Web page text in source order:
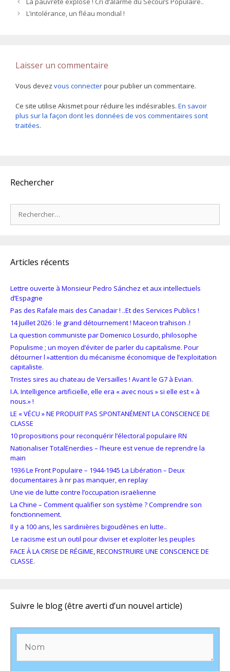
L’intolérance, un fléau mondial !
Laisser un commentaire
Vous devez vous connecterpour publier un commentaire.
Ce site utilise Akismet pour réduire les indésirables. En savoir
plus sur la façon dont les données de vos commentaires sont
traitées.
Rechercher
Articles récents
Lettre ouverte à Monsieur Pedro Sánchez et aux intellectuels
d’Espagne
Pas des Rafale mais des Canadair ! ..Et des Services Publics !
14 Juillet 2026 : le grand détournement ! Maceon trahison .!
La question communiste par Domenico Losurdo, philosophe
Populisme ; un moyen d’éviter de parler du capitalisme. Pour
détourner l »attention du mécanisme économique de l’exploitation
capitaliste.
Tristes sires au chateau de Versailles ! Avant le G7 à Evian.
I.A. Intelligence artificielle, elle era « avec nous » si elle est « à
nous.» !
LE « VÉCU » NE PRODUIT PAS SPONTANÉMENT LA CONSCIENCE DE
CLASSE
10 propositions pour reconquérir l’électoral populaire RN
Nationaliser TotalEnerdies – l’heure est venue de reprendre la
main
1936 Le Front Populaire – 1944-1945 La Libération – Deux
documentaires à nr pas manquer, en replay
Une vie de lutte contre l’occupation israëlienne
La Chine – Comment qualifier son système ? Comprendre son
fonctionnement.
Il y a 100 ans, les sardinières bigoudènes en lutte..
Le racisme est un outil pour diviser et exploiter les peuples
FACE À LA CRISE DE RÉGIME, RECONSTRUIRE UNE CONSCIENCE DE
CLASSE.
Suivre le blog (être averti d’un nouvel article)